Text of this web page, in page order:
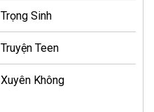
Trọng Sinh
Truyện Teen
Xuyên Không